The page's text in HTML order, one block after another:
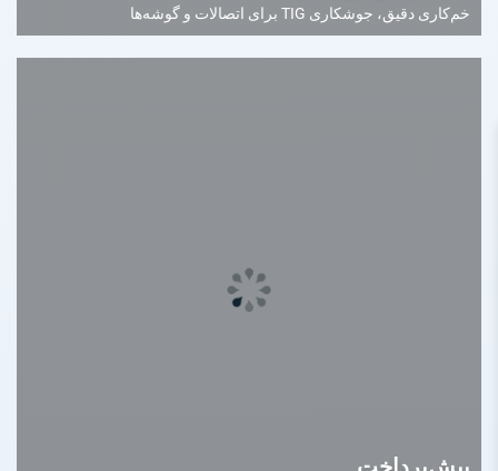
خم‌کاری دقیق، جوشکاری TIG برای اتصالات و گوشه‌ها
پیش‌پرداخت